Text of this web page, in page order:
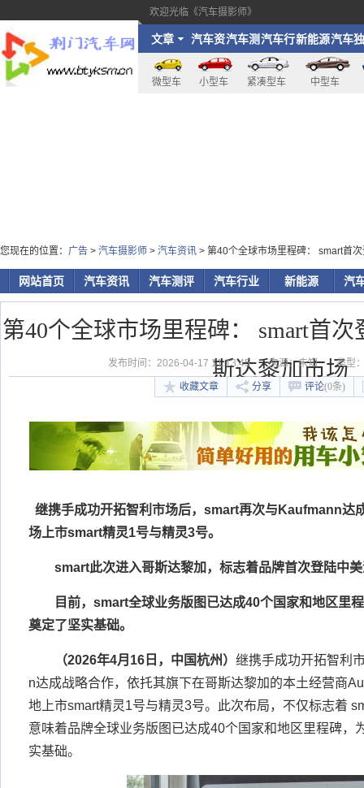
欢迎光临《汽车摄影师》
文章 汽车资
讯
汽车测
评
汽车行
业
新能源汽车独
家
微型车 小型车 紧凑型车 中型车
您现在的位置： 广告 > 汽车摄影师 > 汽车资讯 > 第40个全球市场里程碑： smart首
网站首页 汽车资讯 汽车测评 汽车行业 新能源 汽
第40个全球市场里程碑： smart首
斯达黎加市场
发布时间：2026-04-17 11:13:45 来源：未知 类型
收藏文章 分享 评论(0条)
继携手成功开拓智利市场后， smart再次与 Kaufmann达
场上市smart精灵1号与精灵3号。
smart此次进入哥斯达黎加，标志着品牌首次登陆中
目前， smart全球业务版图已达成40个国家和地区里
奠定了坚实基础。
（2026年4月 16 日，中国杭州） 继携手成功开拓智利
n达成战略合作，依托其旗下在哥斯达黎加的本土经营商
地上市smart精灵1号与精灵3号。此次布局，不仅标志着
意味着品牌全球业务版图已达成40个国家和地区里程碑，
实基础。